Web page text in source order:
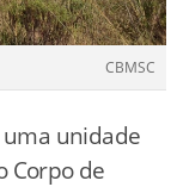
CBMSC
unidade
Corpo de